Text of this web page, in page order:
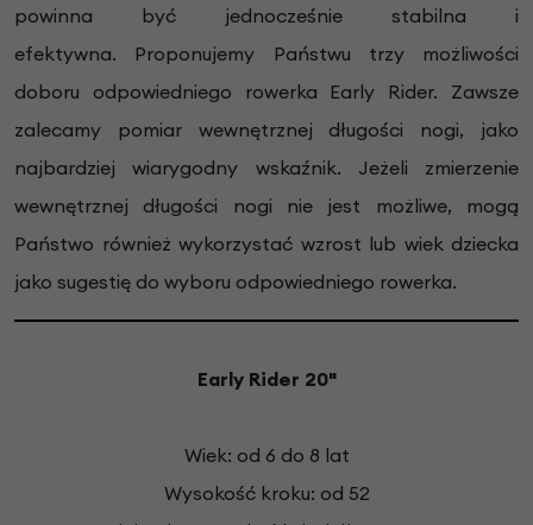
powinna być jednocześnie stabilna i
efektywna. Proponujemy Państwu trzy możliwości
doboru odpowiedniego rowerka Early Rider. Zawsze
zalecamy pomiar wewnętrznej długości nogi, jako
najbardziej wiarygodny wskaźnik. Jeżeli zmierzenie
wewnętrznej długości nogi nie jest możliwe, mogą
Państwo również wykorzystać wzrost lub wiek dziecka
jako sugestię do wyboru odpowiedniego rowerka.
Early Rider 20"
Wiek: od 6 do 8 lat
Wysokość kroku: od 52